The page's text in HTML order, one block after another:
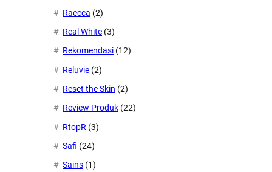
Raecca (2)
Real White (3)
Rekomendasi (12)
Reluvie (2)
Reset the Skin (2)
Review Produk (22)
RtopR (3)
Safi (24)
Sains (1)